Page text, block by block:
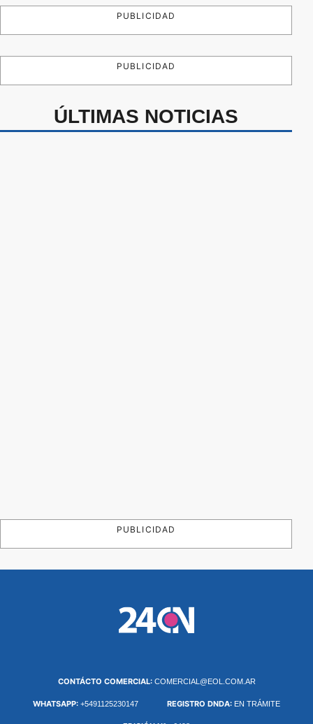
PUBLICIDAD
PUBLICIDAD
ÚLTIMAS NOTICIAS
PUBLICIDAD
CONTÁCTO COMERCIAL: COMERCIAL@EOL.COM.AR
WHATSAPP: +5491125230147 REGISTRO DNDA: EN TRÁMITE